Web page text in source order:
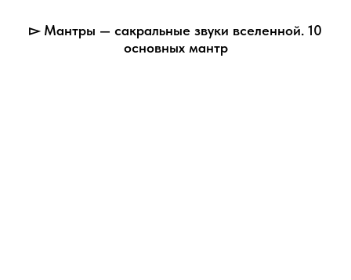
▻ Мантры — сакральные звуки вселенной. 10
основных мантр